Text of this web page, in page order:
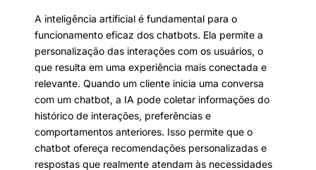
A inteligência artificial é fundamental para o
funcionamento eficaz dos chatbots. Ela permite a
personalização das interações com os usuários, o
que resulta em uma experiência mais conectada e
relevante. Quando um cliente inicia uma conversa
com um chatbot, a IA pode coletar informações do
histórico de interações, preferências e
comportamentos anteriores. Isso permite que o
chatbot ofereça recomendações personalizadas e
respostas que realmente atendam às necessidades